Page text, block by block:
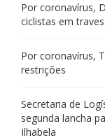
Por coronavírus,
ciclistas em
Por coronavírus,
restrições
Secretaria de
segunda lancha
Ilhabela